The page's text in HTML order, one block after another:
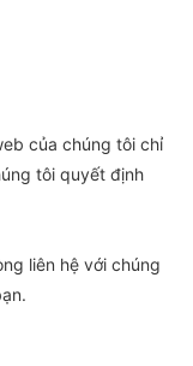
của chúng tôi chỉ
tôi quyết định
liên hệ với chúng